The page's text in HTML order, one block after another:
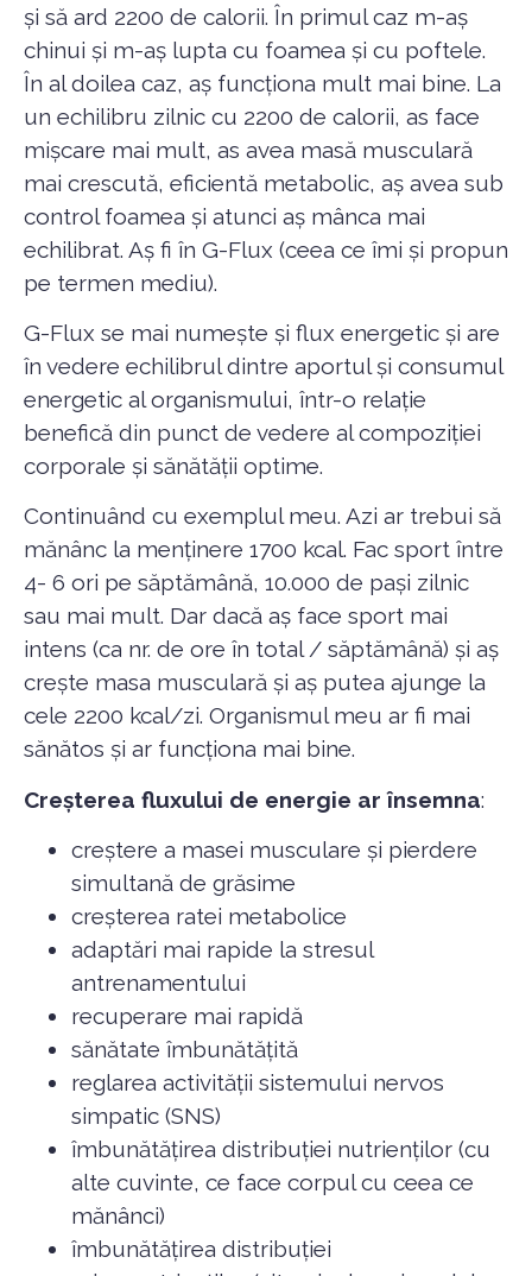
și să ard 2200 de calorii. În primul caz m-aș
chinui și m-aș lupta cu foamea și cu poftele.
În al doilea caz, aș funcționa mult mai bine. La
un echilibru zilnic cu 2200 de calorii, as face
mișcare mai mult, as avea masă musculară
mai crescută, eficientă metabolic, aș avea sub
control foamea și atunci aș mânca mai
echilibrat. Aș fi în G-Flux (ceea ce îmi și propun
pe termen mediu).
G-Flux se mai numește și flux energetic și are
în vedere echilibrul dintre aportul și consumul
energetic al organismului, într-o relație
benefică din punct de vedere al compoziției
corporale și sănătății optime.
Continuând cu exemplul meu. Azi ar trebui să
mănânc la menținere 1700 kcal. Fac sport între
4- 6 ori pe săptămână, 10.000 de pași zilnic
sau mai mult. Dar dacă aș face sport mai
intens (ca nr. de ore în total / săptămână) și aș
crește masa musculară și aș putea ajunge la
cele 2200 kcal/zi. Organismul meu ar fi mai
sănătos și ar funcționa mai bine.
Creșterea fluxului de energie ar însemna:
creștere a masei musculare și pierdere
simultană de grăsime
creșterea ratei metabolice
adaptări mai rapide la stresul
antrenamentului
recuperare mai rapidă
sănătate îmbunătățită
reglarea activității sistemului nervos
simpatic (SNS)
îmbunătățirea distribuției nutrienților (cu
alte cuvinte, ce face corpul cu ceea ce
mănânci)
îmbunătățirea distribuției